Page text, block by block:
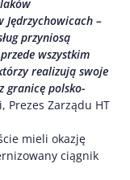
–
przyniosą
wszystkim
realizują swoje
granicę polsko-
Prezes Zarządu HT
mieli okazję
ciągnik